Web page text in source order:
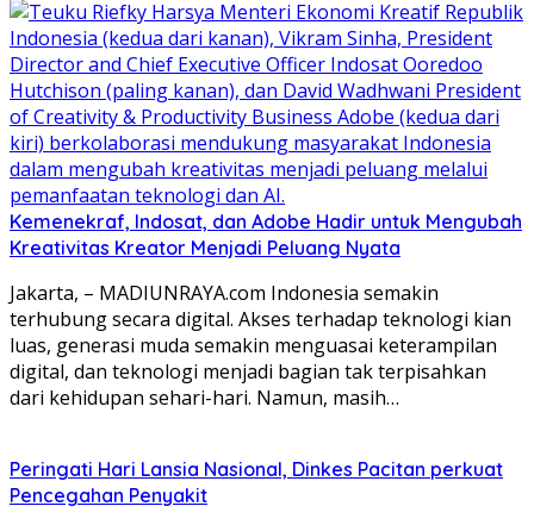
Kemenekraf, Indosat, dan Adobe Hadir untuk Mengubah
Kreativitas Kreator Menjadi Peluang Nyata
Jakarta, – MADIUNRAYA.com Indonesia semakin
terhubung secara digital. Akses terhadap teknologi kian
luas, generasi muda semakin menguasai keterampilan
digital, dan teknologi menjadi bagian tak terpisahkan
dari kehidupan sehari-hari. Namun, masih…
Peringati Hari Lansia Nasional, Dinkes Pacitan perkuat
Pencegahan Penyakit